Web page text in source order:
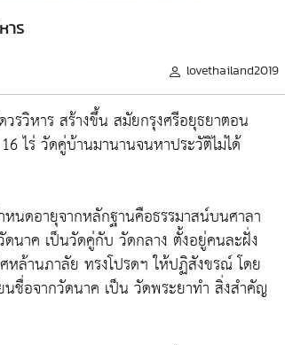
าร
lovethailand2019
รวิหาร สร้างขึ้น สมัยกรุงศรีอยุธยาตอน
ไร่ วัดคู่บ้านมานานจนหาประวัติไม่ได้
หนดอายุจากหลักฐานคือธรรมาสน์บนศาลา
นาค เป็นวัดคู่กับ วัดกลาง ตั้งอยู่คนละฝั่ง
ล้านภาลัย ทรงโปรดฯ ให้ปฏิสังขรณ์ โดย
ชื่อจากวัดนาค เป็น วัดพระยาทำ สิ่งสำคัญ